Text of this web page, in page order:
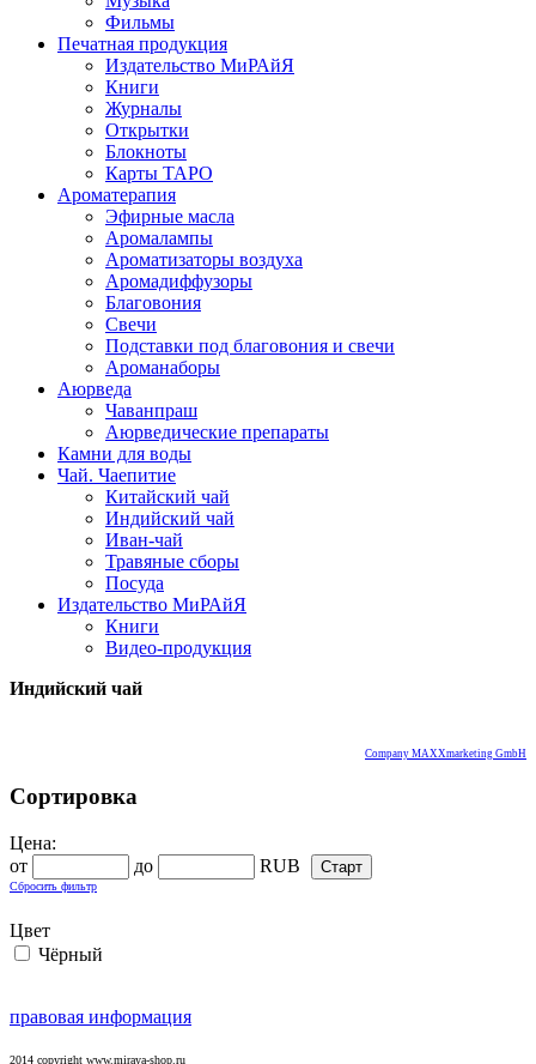
Фильмы
Печатная продукция
Издательство МиРАйЯ
Книги
Журналы
Открытки
Блокноты
Карты ТАРО
Ароматерапия
Эфирные масла
Аромалампы
Ароматизаторы воздуха
Аромадиффузоры
Благовония
Свечи
Подставки под благовония и свечи
Ароманаборы
Аюрведа
Чаванпраш
Аюрведические препараты
Камни для воды
Чай. Чаепитие
Китайский чай
Индийский чай
Иван-чай
Травяные сборы
Посуда
Издательство МиРАйЯ
Книги
Видео-продукция
Индийский чай
Company MAXXmarketing GmbH
Сортировка
Цена:
от
до RUB
Сбросить фильтр
Цвет
Чёрный
правовая информация
2014 copyright www.miraya-shop.ru